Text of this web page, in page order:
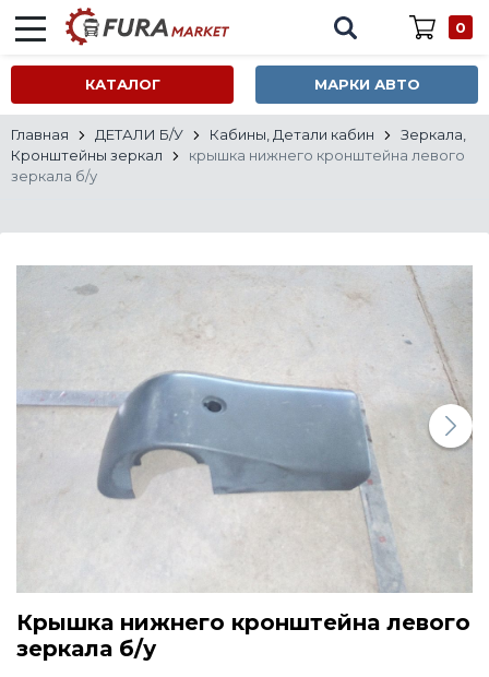
0
КАТАЛОГ МАРКИ АВТО
Все марки
Главная ДЕТАЛИ Б/У Кабины, Детали кабин
Зеркала,
Кронштейны зеркал
крышка нижнего кронштейна левого
зеркала б/у
Крышка нижнего кронштейна левого
зеркала б/у